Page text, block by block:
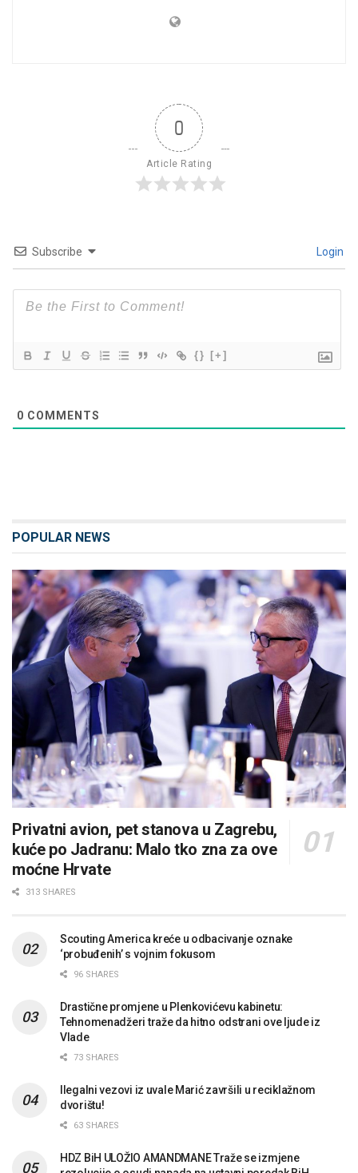
0
Article Rating
Subscribe Login
{} [+]
0 COMMENTS
POPULAR NEWS
Privatni avion, pet stanova u Zagrebu,
kuće po Jadranu: Malo tko zna za ove
moćne Hrvate
313 SHARES
Scouting America kreće u odbacivanje oznake
‘probuđenih’ s vojnim fokusom
96 SHARES
Drastične promjene u Plenkovićevu kabinetu:
Tehnomenadžeri traže da hitno odstrani ove ljude iz
Vlade
73 SHARES
Ilegalni vezovi iz uvale Marić završili u reciklažnom
dvorištu!
63 SHARES
HDZ BiH ULOŽIO AMANDMANE Traže se izmjene